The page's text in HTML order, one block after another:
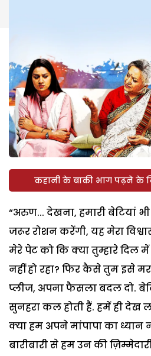
कहानी के बाकी भाग पढ़ने के
“अरुण... देखना, हमारी बेटियां
जरूर रोशन करेंगी, यह मेरा
मेरे पेट को कि क्या तुम्हारे दिल
नहीं हो रहा? फिर कैसे तुम इसे
प्लीज, अपना फैसला बदल दो.
सुनहरा कल होती हैं. हमें ही देख
क्या हम अपने मांपापा का ध्यान
बारीबारी से हम उन की